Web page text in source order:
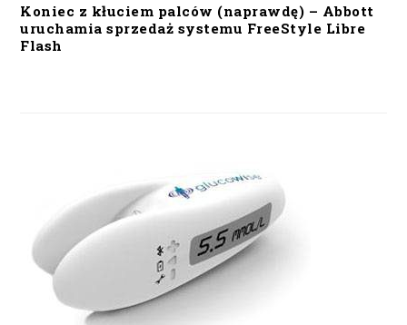
Koniec z kłuciem palców (naprawdę) – Abbott
uruchamia sprzedaż systemu FreeStyle Libre
Flash